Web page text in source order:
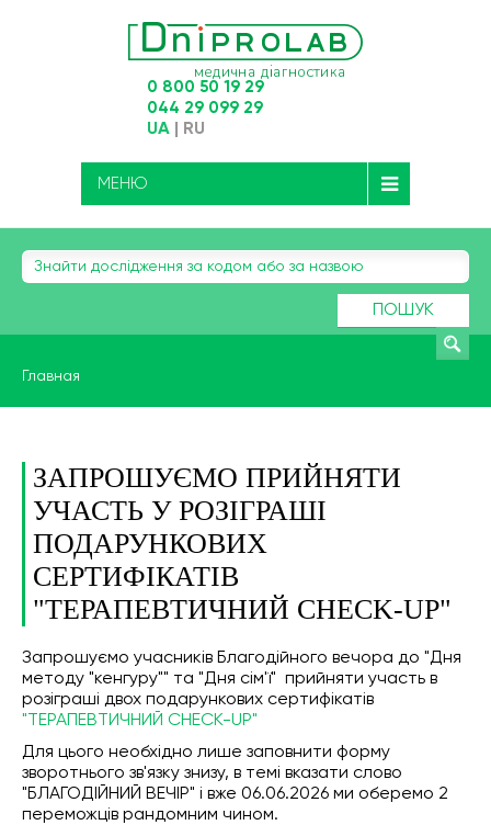
0 800 50 19 29
044 29 099 29
UA RU
МЕНЮ
ПОШУК
Главная
ЗАПРОШУЄМО ПРИЙНЯТИ
УЧАСТЬ У РОЗІГРАШІ
ПОДАРУНКОВИХ
СЕРТИФІКАТІВ
"ТЕРАПЕВТИЧНИЙ CHECK-UP"
Запрошуємо учасників Благодійного вечора до "Дня
методу "кенгуру"" та "Дня сім'ї" прийняти участь в
розіграші двох подарункових сертифікатів
"ТЕРАПЕВТИЧНИЙ CHECK-UP"
Для цього необхідно лише заповнити форму
зворотнього зв'язку знизу, в темі вказати слово
"БЛАГОДІЙНИЙ ВЕЧІР" і вже 06.06.2026 ми оберемо 2
переможців рандомним чином.